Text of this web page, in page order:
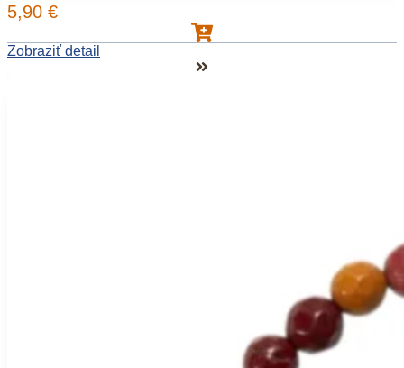
5,90 €
Zobraziť detail